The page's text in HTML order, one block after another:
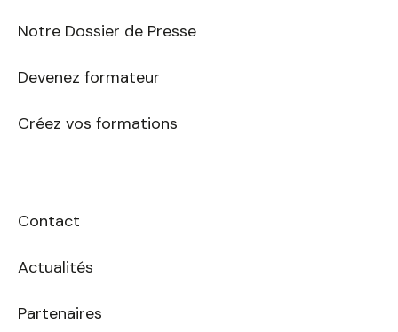
Notre Dossier de Presse
Devenez formateur
Créez vos formations
Contact
Actualités
Partenaires